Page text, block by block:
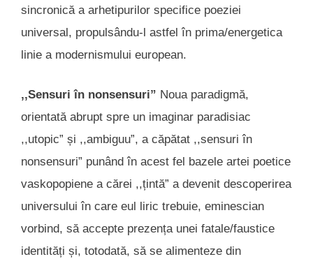
sincronică a arhetipurilor specifice poeziei
universal, propulsându-l astfel în prima/energetica
linie a modernismului european.
,,Sensuri în nonsensuri” Noua paradigmă,
orientată abrupt spre un imaginar paradisiac
,,utopic” și ,,ambiguu”, a căpătat ,,sensuri în
nonsensuri” punând în acest fel bazele artei poetice
vaskopopiene a cărei ,,țintă” a devenit descoperirea
universului în care eul liric trebuie, eminescian
vorbind, să accepte prezența unei fatale/faustice
identități și, totodată, să se alimenteze din